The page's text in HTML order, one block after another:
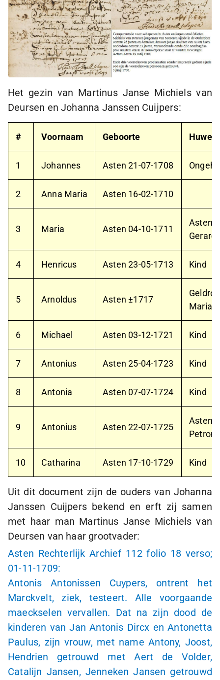
Het gezin van Martinus Janse Michiels van
Deursen en Johanna Janssen Cuijpers:
# Voornaam Geboorte
1 Johannes Asten21-07-1708
2 Anna Maria Asten 16-02-1710
3 Maria Asten 04-10-1711
Asten
4 Henricus Asten23-05-1713 Kind
5 Arnoldus Asten ±1717
Maria
6 Michael Asten 03-12-1721 Kind
7 Antonius Asten25-04-1723 Kind
8 Antonia Asten 07-07-1724 Kind
9 Antonius Asten22-07-1725
Asten
10 Catharina Asten 17-10-1729 Kind
Uit dit document zijn de ouders van Johanna
Janssen Cuijpers bekend en erft zij samen
met haar man Martinus Janse Michiels van
Deursen van haar grootvader:
Asten Rechterlijk Archief 112 folio 18 verso;
01-11-1709:
Antonis Antonissen Cuypers, ontrent het
Marckvelt, ziek, testeert. Alle voorgaande
maeckselen vervallen. Dat na zijn dood de
kinderen van Jan Antonis Dircx en Antonetta
Paulus, zijn vrouw, met name Antony, Joost,
Hendrien getrouwd met Aert de Volder,
Catalijn Jansen, Jenneken Jansen getrouwd